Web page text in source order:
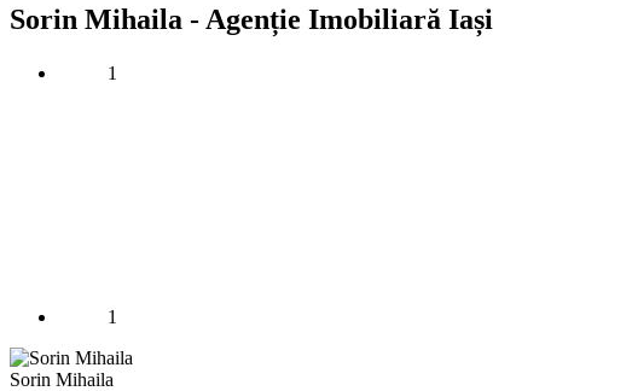
Sorin Mihaila - Agenție Imobiliară Iași
1
1
Sorin Mihaila